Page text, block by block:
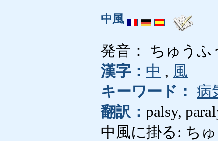
中風
発音： ちゅうふ
漢字： 中 , 風
キーワード： 病
翻訳： palsy,
中風に掛る: ち